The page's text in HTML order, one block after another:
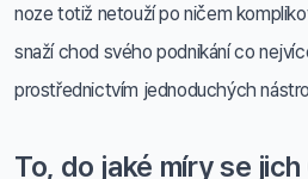
noze totiž netouží po ničem
snaží chod svého podnikání co
prostřednictvím jednoduchých
To, do jaké míry se jich